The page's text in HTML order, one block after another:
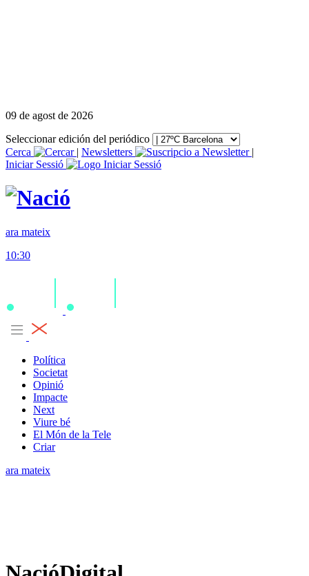
09 de agost de 2026
Seleccionar edición del periódico
Cerca
| Newsletters
|
Iniciar Sessió
ara mateix
10:30
Política
Societat
Opinió
Impacte
Next
Viure bé
El Món de la Tele
Criar
ara mateix